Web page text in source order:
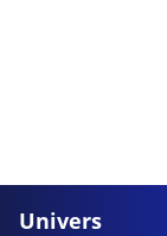
Univers